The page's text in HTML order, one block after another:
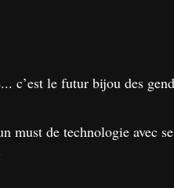
c’est le futur bijou des
must de technologie avec